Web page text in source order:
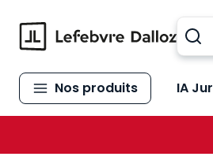
Nos produits IA